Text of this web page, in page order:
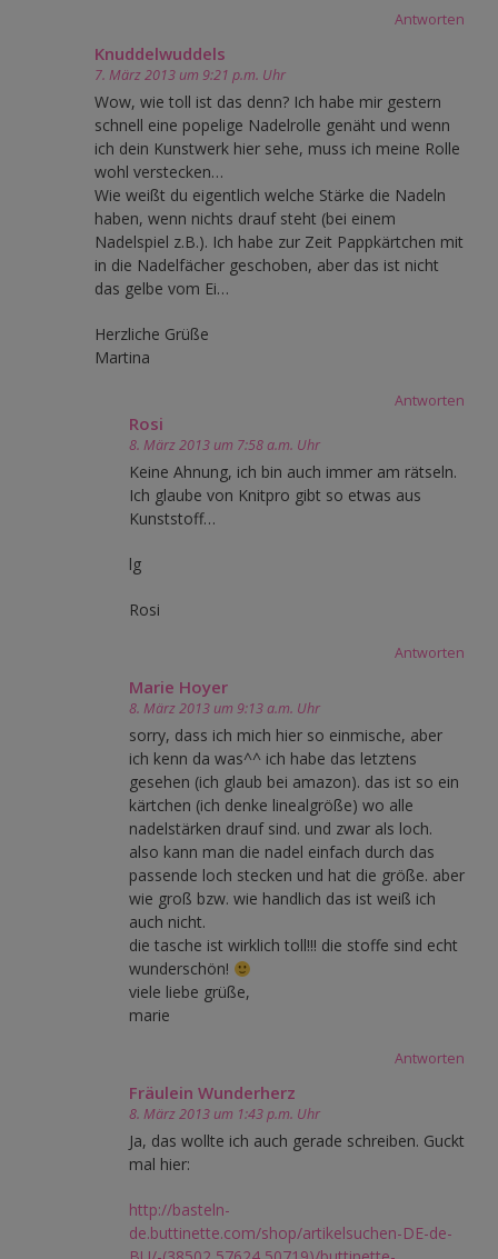
Antworten
Knuddelwuddels
7. März 2013 um 9:21 p.m. Uhr
Wow, wie toll ist das denn? Ich habe mir gestern
schnell eine popelige Nadelrolle genäht und wenn
ich dein Kunstwerk hier sehe, muss ich meine Rolle
wohl verstecken…
Wie weißt du eigentlich welche Stärke die Nadeln
haben, wenn nichts drauf steht (bei einem
Nadelspiel z.B.). Ich habe zur Zeit Pappkärtchen mit
in die Nadelfächer geschoben, aber das ist nicht
das gelbe vom Ei…
Herzliche Grüße
Martina
Antworten
Rosi
8. März 2013 um 7:58 a.m. Uhr
Keine Ahnung, ich bin auch immer am rätseln.
Ich glaube von Knitpro gibt so etwas aus
Kunststoff…
lg
Rosi
Antworten
Marie Hoyer
8. März 2013 um 9:13 a.m. Uhr
sorry, dass ich mich hier so einmische, aber
ich kenn da was^^ ich habe das letztens
gesehen (ich glaub bei amazon). das ist so ein
kärtchen (ich denke linealgröße) wo alle
nadelstärken drauf sind. und zwar als loch.
also kann man die nadel einfach durch das
passende loch stecken und hat die größe. aber
wie groß bzw. wie handlich das ist weiß ich
auch nicht.
die tasche ist wirklich toll!!! die stoffe sind echt
wunderschön!
viele liebe grüße,
marie
Antworten
Fräulein Wunderherz
8. März 2013 um 1:43 p.m. Uhr
Ja, das wollte ich auch gerade schreiben. Guckt
mal hier:
http://basteln-
de.buttinette.com/shop/artikelsuchen-DE-de-